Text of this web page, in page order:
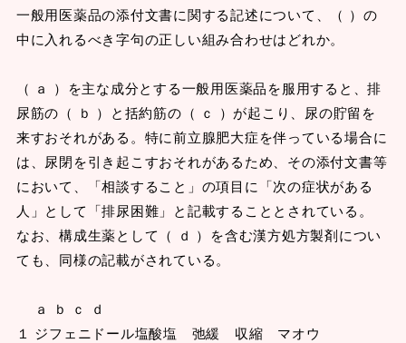
一般用医薬品の添付文書に関する記述について、（ ）の
中に入れるべき字句の正しい組み合わせはどれか。
（ ａ ）を主な成分とする一般用医薬品を服用すると、排
尿筋の（ ｂ ）と括約筋の（ ｃ ）が起こり、尿の貯留を
来すおそれがある。特に前立腺肥大症を伴っている場合に
は、尿閉を引き起こすおそれがあるため、その添付文書等
において、「相談すること」の項目に「次の症状がある
人」として「排尿困難」と記載することとされている。
なお、構成生薬として（ ｄ ）を含む漢方処方製剤につい
ても、同様の記載がされている。
ａ ｂ ｃ ｄ
１ ジフェニドール塩酸塩 弛緩 収縮 マオウ